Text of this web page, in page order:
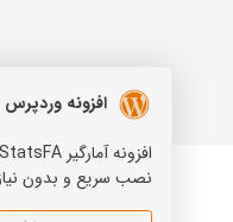
افزونه وردپرس
نصب سریع و بدون